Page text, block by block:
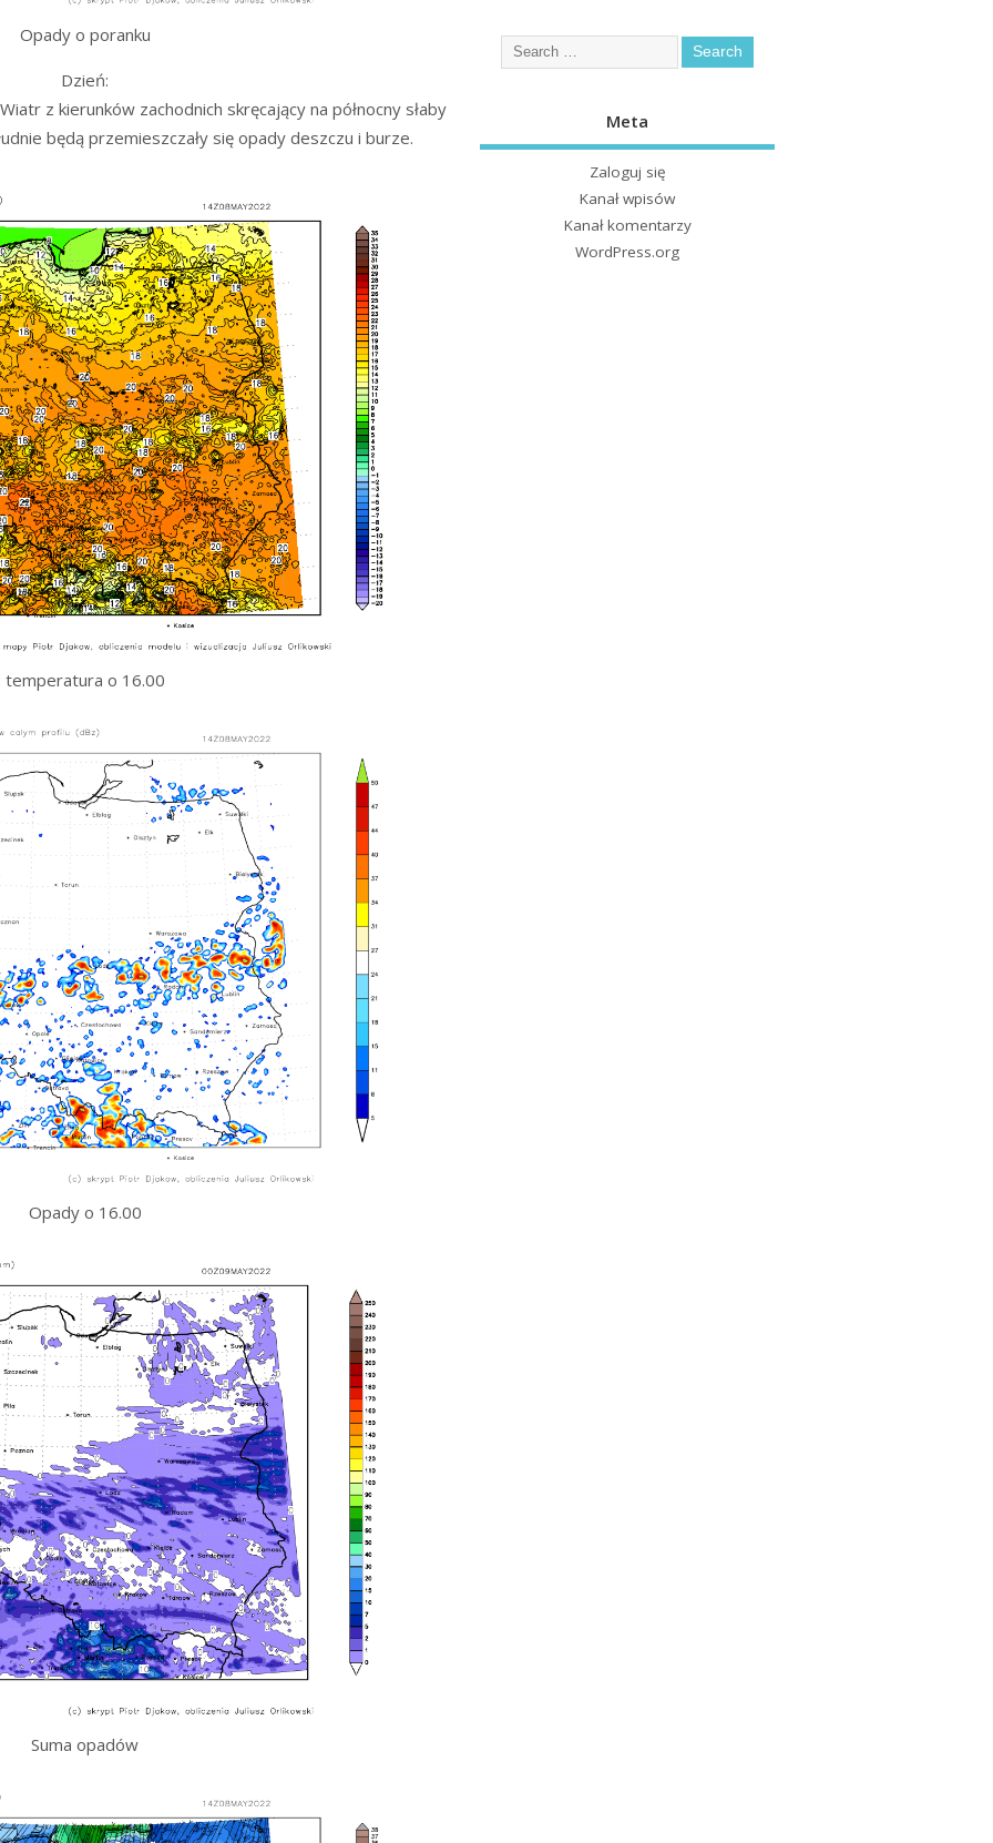
Opady o poranku
Dzień:
z kierunków zachodnich skręcający na północny słaby
będą przemieszczały się opady deszczu i burze.
temperatura o 16.00
Opady o 16.00
Suma opadów
Meta
Zaloguj się
Kanał wpisów
Kanał komentarzy
WordPress.org